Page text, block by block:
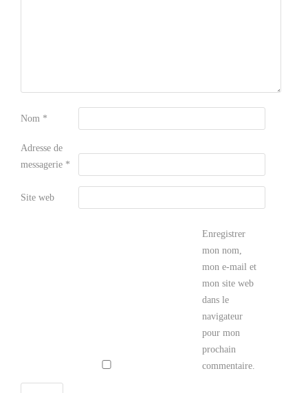
Nom *
Adresse de
messagerie *
Site web
Enregistrer
mon nom,
mon e-mail et
mon site web
dans le
navigateur
pour mon
prochain
commentaire.